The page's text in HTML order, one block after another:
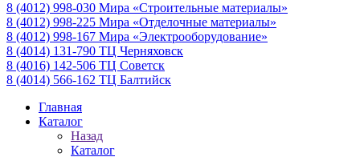
8 (4012) 998-030 Мира «Строительные материалы»
8 (4012) 998-225 Мира «Отделочные материалы»
8 (4012) 998-167 Мира «Электрооборудование»
8 (4014) 131-790 ТЦ Черняховск
8 (4016) 142-506 ТЦ Советск
8 (4014) 566-162 ТЦ Балтийск
Главная
Каталог
Назад
Каталог